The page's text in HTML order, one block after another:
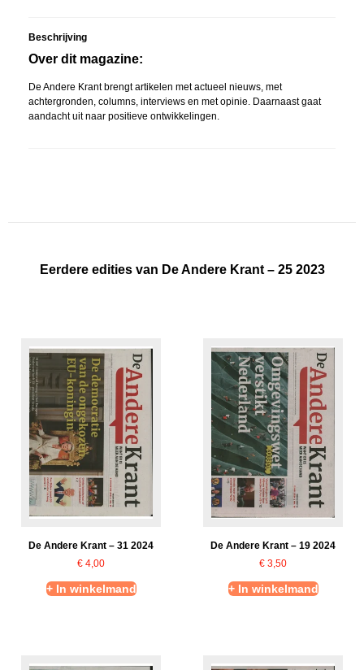
Beschrijving
Over dit magazine:
De Andere Krant brengt artikelen met actueel nieuws, met
achtergronden, columns, interviews en met opinie. Daarnaast gaat
aandacht uit naar positieve ontwikkelingen.
Eerdere edities van De Andere Krant – 25 2023
De Andere Krant – 31 2024
€ 4,00
+ In winkelmand
De Andere Krant – 19 2024
€ 3,50
+ In winkelmand